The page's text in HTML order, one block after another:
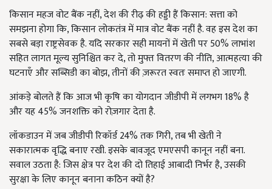
किसान महज वोट बैंक नहीं, देश की रीढ़ की हड्डी हैं किसान: सत्ता को
समझना होगा कि, किसान लोकतंत्र में मात्र वोट बैंक नहीं है. वह इस देश का
सबसे बड़ा राष्ट्रसेवक है. यदि सरकार सही मायनों में खेती पर 50% लाभांश
सहित लागत मूल्य सुनिश्चित कर दे, तो मुफ्त वितरण की नीति, आत्महत्या की
घटनाएँ और सब्सिडी का बोझ, तीनों की ज़रूरत स्वतः समाप्त हो जाएगी.
आंकड़े बोलते हैं कि आज भी कृषि का योगदान जीडीपी में लगभग 18% है
और यह 45% जनशक्ति को रोज़गार देता है.
लॉकडाउन में जब जीडीपी रिकॉर्ड 24% तक गिरी, तब भी खेती ने
सकारात्मक वृद्धि बनाए रखी. इसके बावजूद एमएसपी कानून नहीं बना.
सवाल उठता है: जिस क्षेत्र पर देश की दो तिहाई आबादी निर्भर है, उसकी
सुरक्षा के लिए कानून बनाना कठिन क्यों है?